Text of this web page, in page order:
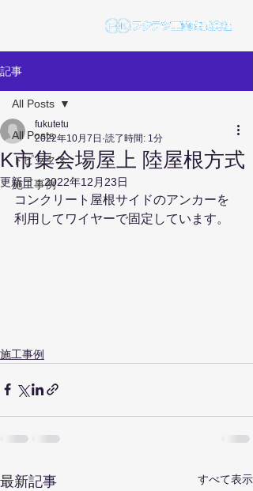
記事
All Posts
トピックス
施工事例
All Posts
K市集会場屋上 陸屋根方式
fukutetu
2022年10月7日 読了時間: 1分
更新日：2022年12月23日
コンクリート屋根サイドのアンカーを
利用してワイヤーで固定しています。
施工事例
最新記事 すべて表示